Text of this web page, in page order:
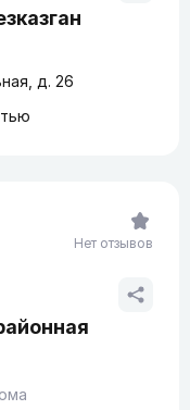
д. 26
Нет отзывов